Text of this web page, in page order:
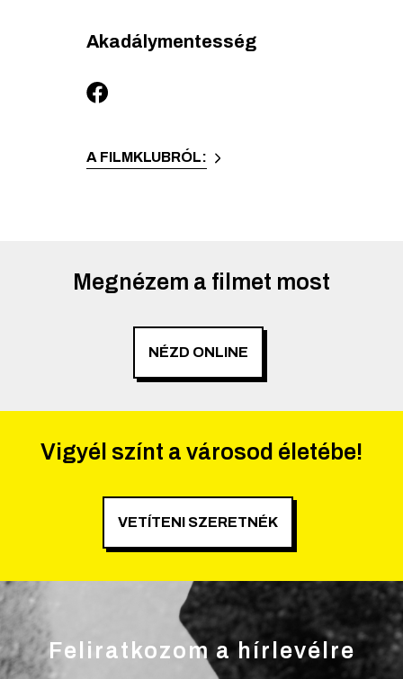
Akadálymentesség
A FILMKLUBRÓL:
Megnézem a filmet most
NÉZD ONLINE
Vigyél színt a városod életébe!
VETÍTENI SZERETNÉK
Feliratkozom a hírlevélre